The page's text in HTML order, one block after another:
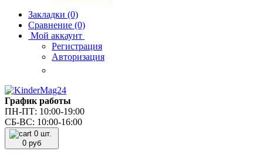
Закладки (0)
Сравнение (0)
Мой аккаунт
Регистрация
Авторизация
График работы
ПН-ПТ: 10:00-19:00
СБ-ВС: 10:00-16:00
0 шт.
0 руб